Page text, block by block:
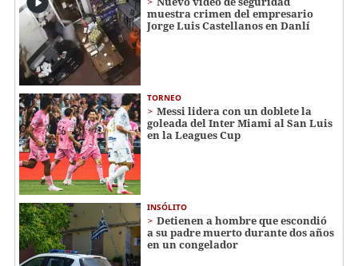
muestra crimen del empresario
Jorge Luis Castellanos en Danlí
TORNEO
Messi lidera con un doblete la
goleada del Inter Miami al San Luis
en la Leagues Cup
INSÓLITO
Detienen a hombre que escondió
a su padre muerto durante dos años
en un congelador